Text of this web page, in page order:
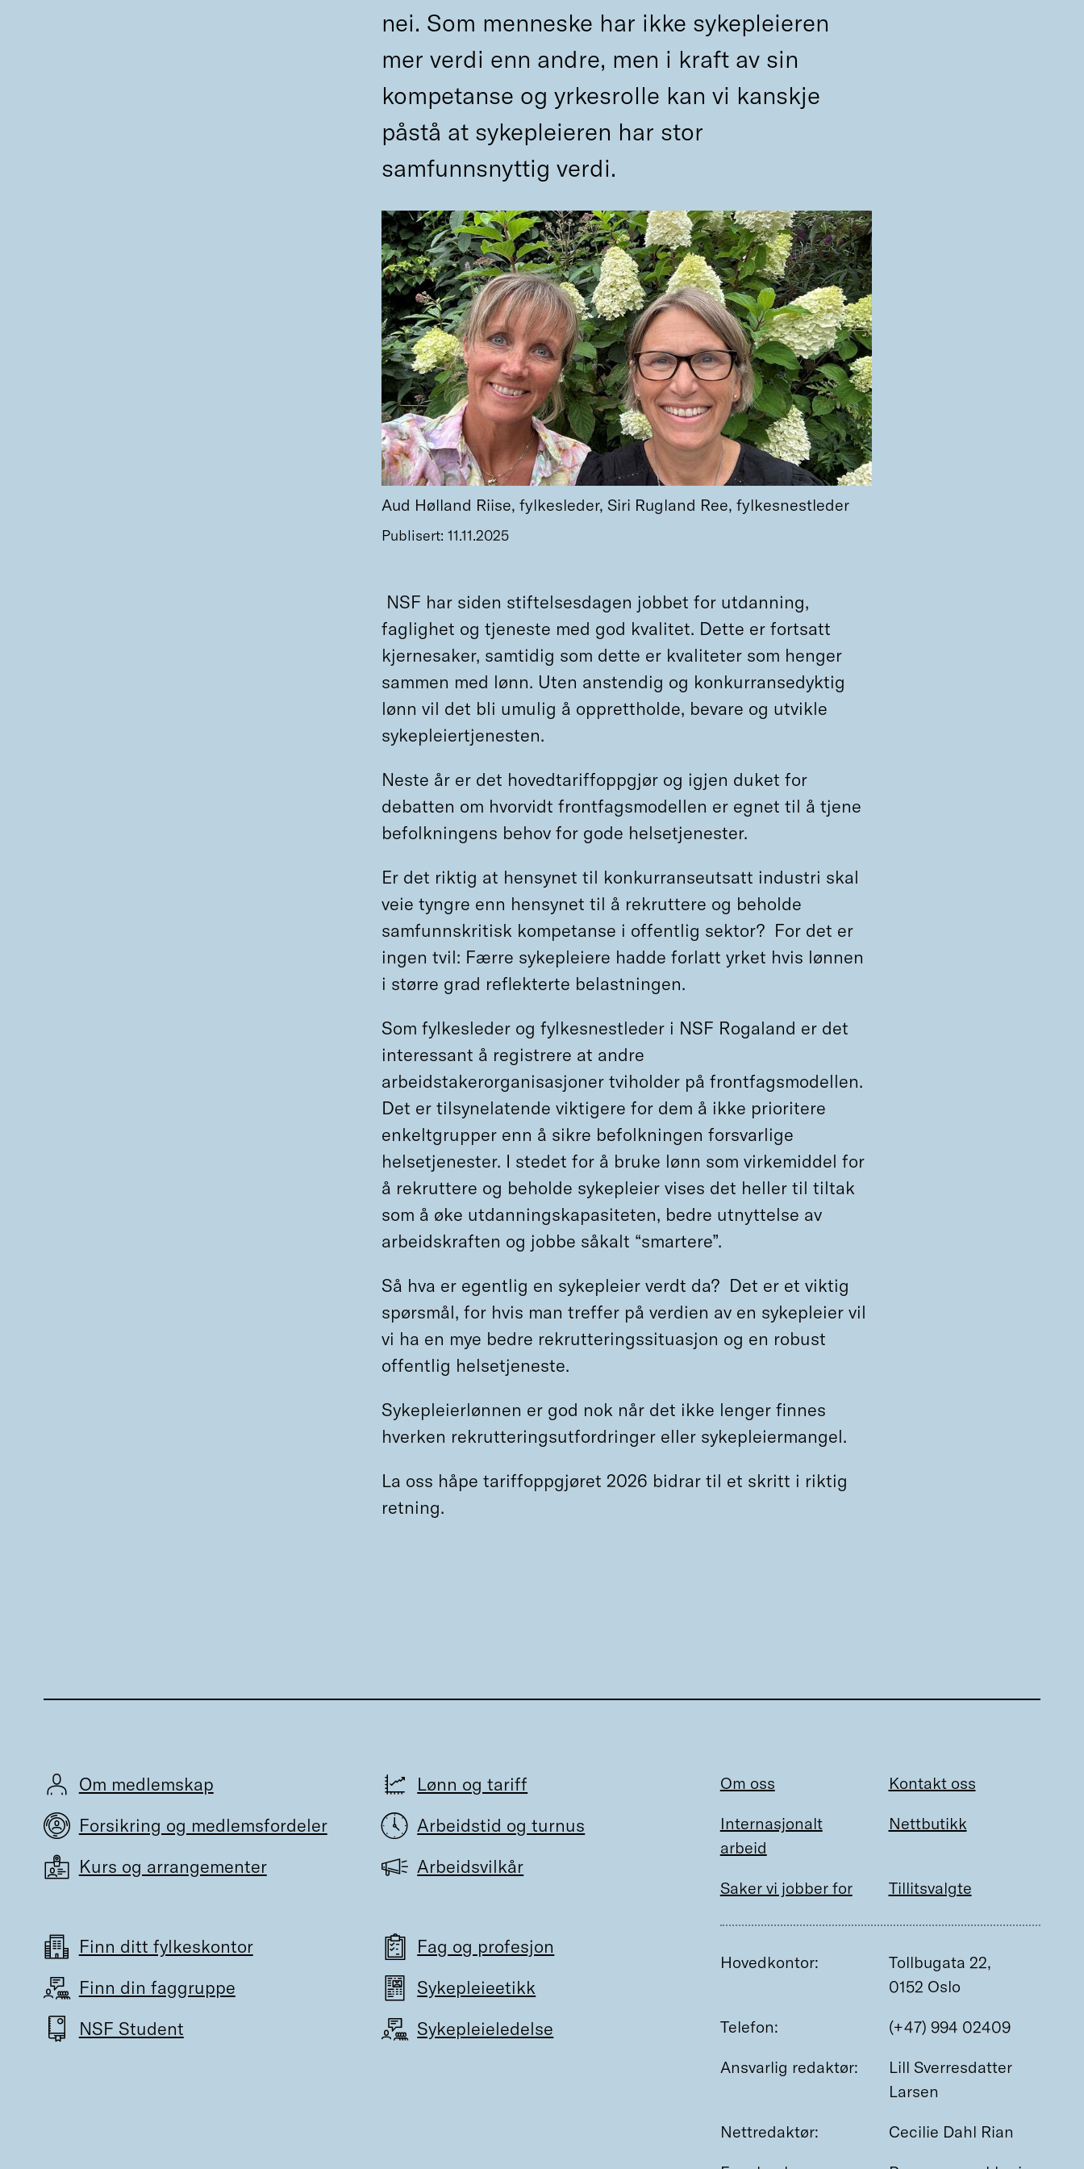
nei. Som menneske har ikke sykepleieren
mer verdi enn andre, men i kraft av sin
kompetanse og yrkesrolle kan vi kanskje
påstå at sykepleieren har stor
samfunnsnyttig verdi.
Aud Hølland Riise, fylkesleder, Siri Rugland Ree, fylkesnestleder
Publisert: 11.11.2025
NSF har siden stiftelsesdagen jobbet for utdanning,
faglighet og tjeneste med god kvalitet. Dette er fortsatt
kjernesaker, samtidig som dette er kvaliteter som henger
sammen med lønn. Uten anstendig og konkurransedyktig
lønn vil det bli umulig å opprettholde, bevare og utvikle
sykepleiertjenesten.
Neste år er det hovedtariffoppgjør og igjen duket for
debatten om hvorvidt frontfagsmodellen er egnet til å tjene
befolkningens behov for gode helsetjenester.
Er det riktig at hensynet til konkurranseutsatt industri skal
veie tyngre enn hensynet til å rekruttere og beholde
samfunnskritisk kompetanse i offentlig sektor? For det er
ingen tvil: Færre sykepleiere hadde forlatt yrket hvis lønnen
i større grad reflekterte belastningen.
Som fylkesleder og fylkesnestleder i NSF Rogaland er det
interessant å registrere at andre
arbeidstakerorganisasjoner tviholder på frontfagsmodellen.
Det er tilsynelatende viktigere for dem å ikke prioritere
enkeltgrupper enn å sikre befolkningen forsvarlige
helsetjenester. I stedet for å bruke lønn som virkemiddel for
å rekruttere og beholde sykepleier vises det heller til tiltak
som å øke utdanningskapasiteten, bedre utnyttelse av
arbeidskraften og jobbe såkalt “smartere”.
Så hva er egentlig en sykepleier verdt da? Det er et viktig
spørsmål, for hvis man treffer på verdien av en sykepleier vil
vi ha en mye bedre rekrutteringssituasjon og en robust
offentlig helsetjeneste.
Sykepleierlønnen er god nok når det ikke lenger finnes
hverken rekrutteringsutfordringer eller sykepleiermangel.
La oss håpe tariffoppgjøret 2026 bidrar til et skritt i riktig
retning.
Om medlemskap
Forsikring og medlemsfordeler
Kurs og arrangementer
Finn ditt fylkeskontor
Finn din faggruppe
NSF Student
Lønn og tariff
Arbeidstid og turnus
Arbeidsvilkår
Fag og profesjon
Sykepleieetikk
Sykepleieledelse
Om oss
Kontakt oss
Internasjonalt
arbeid
Nettbutikk
Saker vi jobber for Tillitsvalgte
Hovedkontor:
Tollbugata 22,
0152 Oslo
Telefon:
(+47) 994 02409
Ansvarlig redaktør:
Lill Sverresdatter
Larsen
Nettredaktør:
Cecilie Dahl Rian